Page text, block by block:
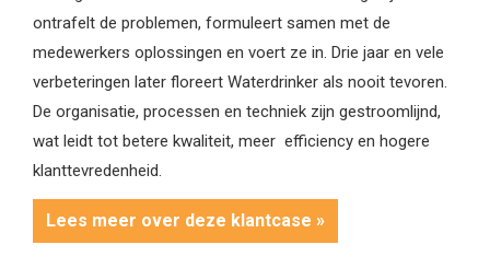
ontrafelt de problemen, formuleert samen met de
medewerkers oplossingen en voert ze in. Drie jaar en vele
verbeteringen later floreert Waterdrinker als nooit tevoren.
De organisatie, processen en techniek zijn gestroomlijnd,
wat leidt tot betere kwaliteit, meer efficiency en hogere
klanttevredenheid.
Lees meer over deze klantcase »